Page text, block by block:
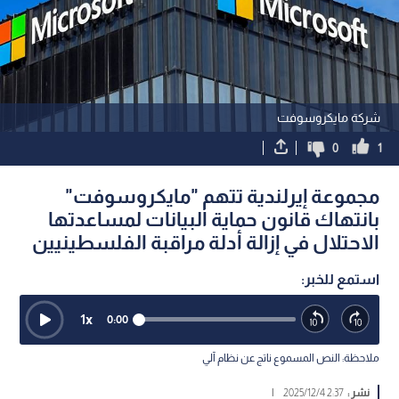
شركة مايكروسوفت
1
0
مجموعة إيرلندية تتهم "مايكروسوفت"
بانتهاك قانون حماية البيانات لمساعدتها
الاحتلال في إزالة أدلة مراقبة الفلسطينيين
استمع للخبر:
0:00
1x
ملاحظة: النص المسموع ناتج عن نظام آلي
نشر :2:37 2025/12/4
|